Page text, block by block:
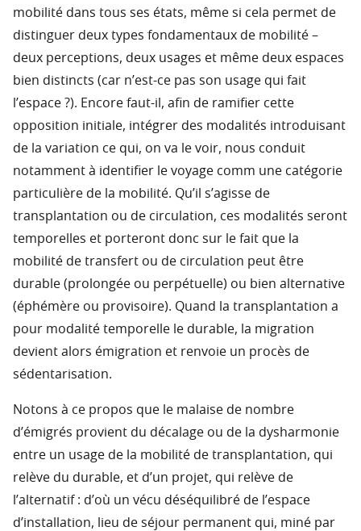
mobilité dans tous ses états, même si cela permet de
distinguer deux types fondamentaux de mobilité –
deux perceptions, deux usages et même deux espaces
bien distincts (car n’est-ce pas son usage qui fait
l’espace ?). Encore faut-il, afin de ramifier cette
opposition initiale, intégrer des modalités introduisant
de la variation ce qui, on va le voir, nous conduit
notamment à identifier le voyage comm une catégorie
particulière de la mobilité. Qu’il s’agisse de
transplantation ou de circulation, ces modalités seront
temporelles et porteront donc sur le fait que la
mobilité de transfert ou de circulation peut être
durable (prolongée ou perpétuelle) ou bien alternative
(éphémère ou provisoire). Quand la transplantation a
pour modalité temporelle le durable, la migration
devient alors émigration et renvoie un procès de
sédentarisation.
Notons à ce propos que le malaise de nombre
d’émigrés provient du décalage ou de la dysharmonie
entre un usage de la mobilité de transplantation, qui
relève du durable, et d’un projet, qui relève de
l’alternatif : d’où un vécu déséquilibré de l’espace
d’installation, lieu de séjour permanent qui, miné par